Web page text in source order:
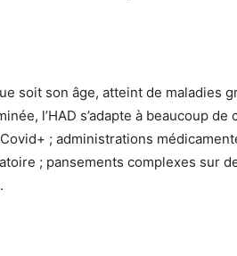
soit son âge, atteint de maladies
l’HAD s’adapte à beaucoup
; administrations
; pansements complexes sur